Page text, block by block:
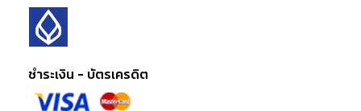
ชำระเงิน - บัตรเครดิต